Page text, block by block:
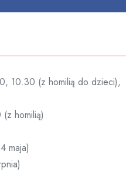
10.30 (z homilią do dzieci),
homilią)
maja)